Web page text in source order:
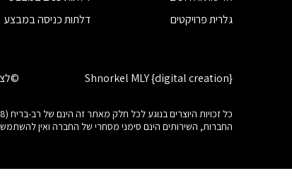
גלרית פרויקטים
דלתות כניסה במבצע
Shnorkel MLY {digital creation}
החברות, השירותים הינם סימני מסחרי של החברה ואין